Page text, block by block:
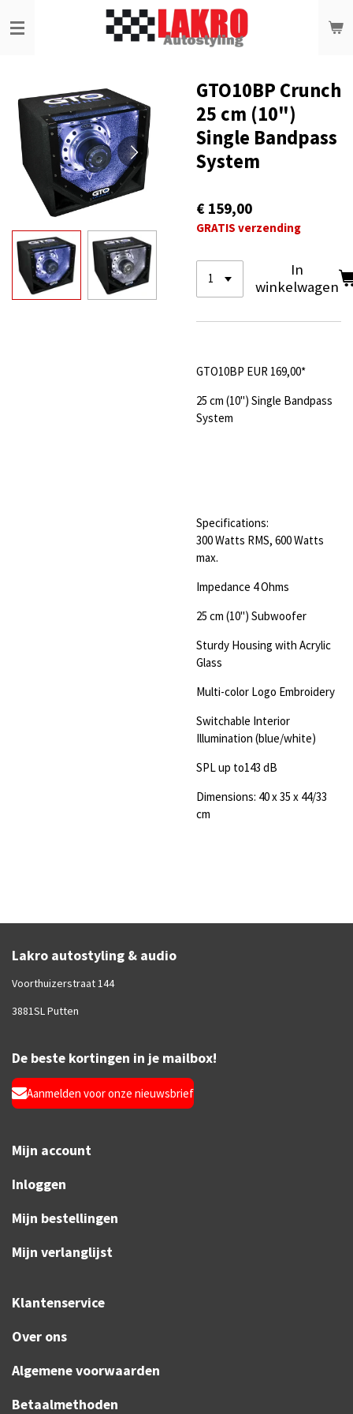
direct
GTO10BP Crunch
25 cm (10")
Single Bandpass
System
€ 159,00
GRATIS verzending
In
winkelwagen
GTO10BP EUR 169,00*
25 cm (10") Single Bandpass
System
Specifications:
300 Watts RMS, 600 Watts
max.
Impedance 4 Ohms
25 cm (10") Subwoofer
Sturdy Housing with Acrylic
Glass
Multi-color Logo Embroidery
Switchable Interior
Illumination (blue/white)
SPL up to143 dB
Dimensions: 40 x 35 x 44/33
cm
Lakro autostyling & audio
Voorthuizerstraat 144
3881SL Putten
De beste kortingen in je mailbox!
Aanmelden voor onze nieuwsbrief
Mijn account
Inloggen
Mijn bestellingen
Mijn verlanglijst
Klantenservice
Over ons
Algemene voorwaarden
Betaalmethoden